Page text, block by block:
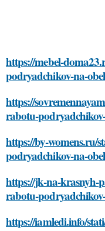
https://mebel-
podryadchikov-na-
https://
rabotu-
https://by-womens.ru/
podryadchikov-na-
https://jk-na-krasnyh-
rabotu-
https://iamledi.info/